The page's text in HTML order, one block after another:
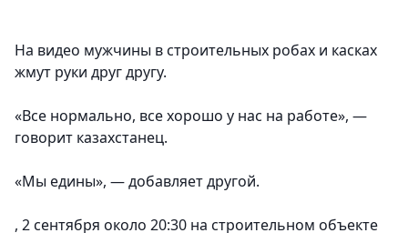
На видео мужчины в строительных робах и касках
жмут руки друг другу.
«Все нормально, все хорошо у нас на работе», —
говорит казахстанец.
«Мы едины», — добавляет другой.
, 2 сентября около 20:30 на строительном объекте